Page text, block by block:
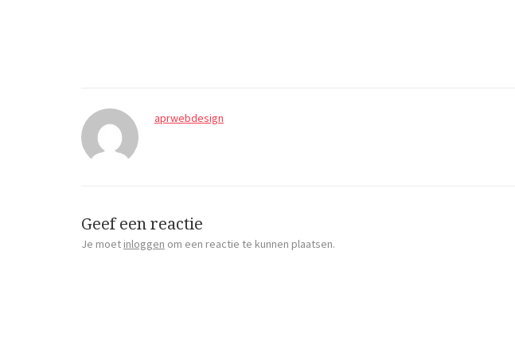
aprwebdesign
Geef een reactie
Je moet inloggen om een reactie te kunnen plaatsen.